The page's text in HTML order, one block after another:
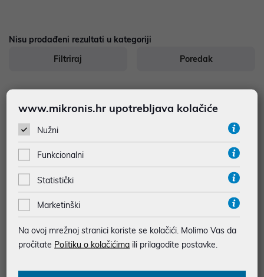
Nisu prodađeni rezultati u kategoriji
Filtriraj
Poredak
Ovdje pronađite dodatnu opremu za vaše računalo koja
omogućuje bolji rad vašeg računala i proširuje mogućnosti
www.mikronis.hr upotrebljava kolačiće
Nužni
Funkcionalni
Statistički
Marketinški
Na ovoj mrežnoj stranici koriste se kolačići. Molimo Vas da
pročitate Politiku o kolačićima ili prilagodite postavke.